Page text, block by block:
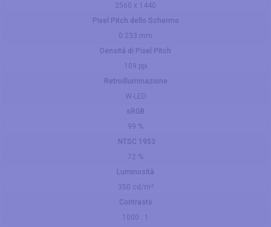
2560 x 1440
Pixel Pitch dello Schermo
0.233 mm
Densità di Pixel Pitch
109 ppi
Retroilluminazione
W-LED
sRGB
99 %
NTSC 1953
72 %
Luminosità
350 cd/m²
Contrasto
1000 : 1